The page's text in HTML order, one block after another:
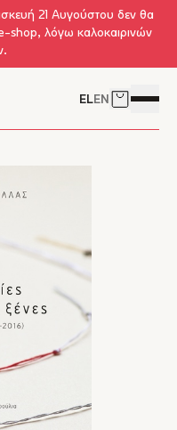
21 Αυγούστου δεν θα
shop, λόγω καλοκαιρινών
ELEN Δείτε το